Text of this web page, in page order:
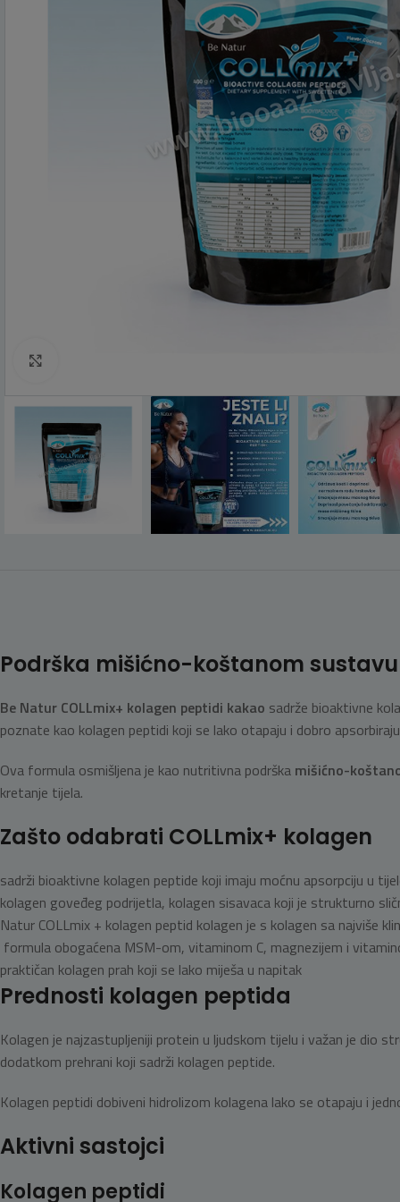
Podrška mišićno-koštanom
Be Natur COLLmix+ kolagen peptidi kakao sadrže bioaktivne
poznate kao kolagen peptidi koji se lako otapaju i dobro
Ova formula osmišljena je kao nutritivna podrška mišićno-
kretanje tijela.
Zašto odabrati COLLmix+ kolagen
sadrži bioaktivne kolagen peptide koji imaju moćnu apsorpciju u
kolagen goveđeg podrijetla, kolagen sisavaca koji je strukturno
Natur COLLmix + kolagen peptid kolagen je s kolagen sa najviše
formula obogaćena MSM-om, vitaminom C, magnezijem i
praktičan kolagen prah koji se lako miješa u napitak
Prednosti kolagen peptida
Kolagen je najzastupljeniji protein u ljudskom tijelu i važan je dio
dodatkom prehrani koji sadrži kolagen peptide.
Kolagen peptidi dobiveni hidrolizom kolagena lako se otapaju i
Aktivni sastojci
Kolagen peptidi